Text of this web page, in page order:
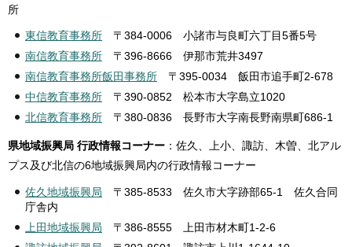
所
東信教育事務所 〒384-0006 小諸市与良町六丁目5番5号
南信教育事務所 〒396-8666 伊那市荒井3497
南信教育事務所飯田事務所 〒395-0034 飯田市追手町2-678
中信教育事務所 〒390-0852 松本市大字島立1020
北信教育事務所 〒380-0836 長野市大字南長野南県町686-1
県地域振興局 行政情報コーナー ：佐久、上小、諏訪、木曽、北アル
プス及び北信の6地域振興局内の行政情報コーナー
佐久地域振興局 〒385-8533 佐久市大字跡部65-1 佐久合同
庁舎内
上田地域振興局 〒386-8555 上田市材木町1-2-6